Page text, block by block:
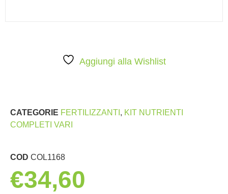
Aggiungi alla Wishlist
CATEGORIE FERTILIZZANTI , KIT NUTRIENTI
COMPLETI VARI
COD COL1168
€34,60